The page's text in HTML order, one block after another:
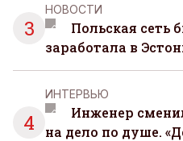
3
НОВОСТИ
Польская сеть
заработала в
4
ИНТЕРВЬЮ
Инженер
на дело по душе.